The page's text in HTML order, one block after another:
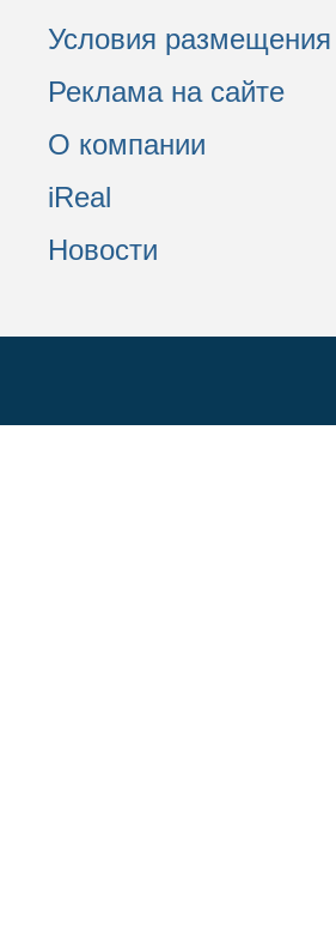
Условия размещения
Реклама на сайте
О компании
iReal
Новости